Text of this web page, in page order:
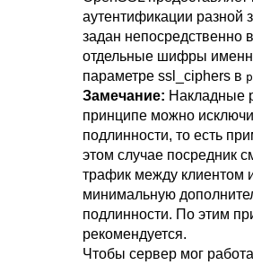
аутентификации
задан непосредственно
отдельные шифры
параметре ssl_ciphers в
Замечание: Накладные
принципе можно
подлинности, то есть
этом случае посредник
трафик между клиентом
минимальную
подлинности. По этим
рекомендуется.
Чтобы сервер мог